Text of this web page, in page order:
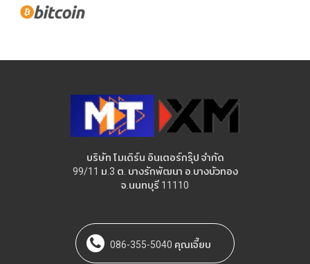
บริษัท โมเดิร์น อินเตอร์กรุ๊ป จำกัด
99/11 ม.3 ต. บางรักพัฒนา อ.บางบัวทอง
จ.นนทบุรี 11110
086-355-5040 คุณเจี๊ยบ